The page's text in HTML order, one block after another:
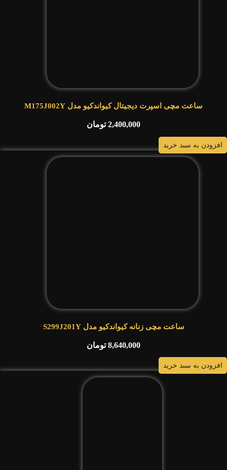
ساعت مچی اسپرت دیجیتال کیواندکیو مدل M175J002Y
2,400,000 تومان
افزودن به سبد خرید
ساعت مچی زنانه کیواندکیو مدل S299J201Y
8,640,000 تومان
افزودن به سبد خرید